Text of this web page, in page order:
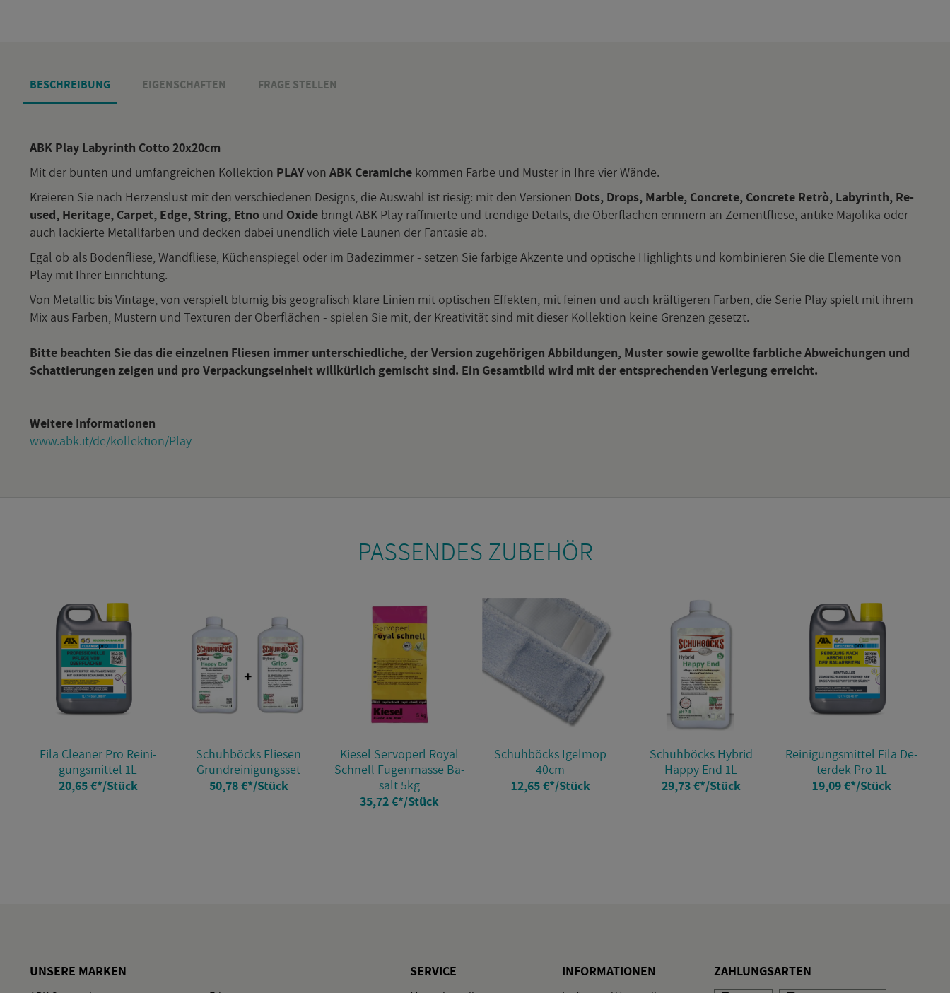
BE­SCHREI­BUNG EI­GEN­SCHAF­TEN FRAGE STEL­LEN
ABK Play La­by­rinth Cotto 20x20cm
Mit der bun­ten und um­fang­rei­chen Kol­lek­ti­on PLAYvon ABK Ce­ra­mi­che kom­men Farbe und Mus­ter in Ihre vier Wände.
Kre­ieren Sie nach Her­zens­lust mit den ver­schie­de­nen De­signs, die Aus­wahl ist rie­sig: mit den Ver­sio­nen Dots, Drops, Marb­le, Con­cre­te, Con­cre­te Retrò, La­by­rinth, Re-
used, He­ri­ta­ge, Car­pet, Edge, String, Etno und Oxide bringt ABK Play raf­fi­nier­te und tren­di­ge De­tails, die Ober­flä­chen er­in­nern an Ze­ment­flie­se, an­ti­ke Ma­jo­li­ka oder
auch la­ckier­te Me­tall­far­ben und de­cken dabei un­end­lich viele Lau­nen der Fan­ta­sie ab.
Egal ob als Bo­den­flie­se, Wand­flie­se, Kü­chen­spie­gel oder im Ba­de­zim­mer - set­zen Sie far­bi­ge Ak­zen­te und op­ti­sche High­lights und kom­bi­nie­ren Sie die Ele­men­te von
Play mit Ihrer Ein­rich­tung.
Von Me­tal­lic bisVin­ta­ge,von ver­spielt blu­mig bis geo­gra­fisch klare Li­ni­en mit op­ti­schen Ef­fek­ten, mit fei­nen und auch kräf­ti­ge­ren Far­ben, die Serie Play spielt mit ihrem
Mix aus Far­ben, Mus­tern und Tex­tu­ren der Ober­flä­chen - spie­len Sie mit, der Krea­ti­vi­tät sind mit die­ser Kol­lek­ti­on keine Gren­zen ge­setzt.
Bitte be­ach­ten Sie das die ein­zel­nen Flie­sen immer un­ter­schied­li­che, der Ver­si­on zu­ge­hö­ri­gen Ab­bil­dun­gen, Mus­ter sowie ge­woll­te farb­li­che Ab­wei­chun­gen und
Schat­tie­run­gen zei­gen und pro Ver­pa­ckungs­ein­heit will­kür­lich ge­mischt sind. Ein Ge­samt­bild wird mit der ent­spre­chen­den Ver­le­gung er­reicht.
Wei­te­re In­for­ma­tio­nen
www.​abk.​it/​de/​kollektion/​Play
PAS­SEN­DES ZU­BE­HÖR
Fila Clea­ner Pro Rei­ni­
gungs­mit­tel 1L
20,65 €*/Stück
Schuh­böcks Flie­sen
Grund­rei­ni­gungs­set
50,78 €*/Stück
Kie­sel Serv­o­perl Royal
Schnell Fu­gen­mas­se Ba­
salt 5kg
35,72 €*/Stück
Schuh­böcks Igel­mop
40cm
12,65 €*/Stück
Schuh­böcks Hy­brid
Happy End 1L
29,73 €*/Stück
Rei­ni­gungs­mit­tel Fila De­
ter­dek Pro 1L
19,09 €*/Stück
UN­SE­RE MAR­KEN SER­VICE IN­FOR­MA­TIO­NEN ZAH­LUNGS­AR­TEN